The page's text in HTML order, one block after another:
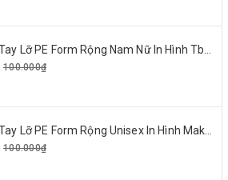
100.000₫
100.000₫